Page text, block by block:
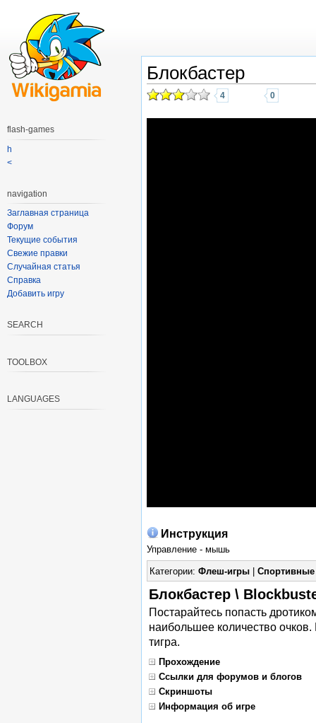
Блокбастер
4 0
Инструкция
Управление - мышь
Категории: Флеш-игры| Спортивные
Блокбастер \
Постарайтесь попасть
наибольшее количество
тигра.
Прохождение
Ссылки для форумов и блогов
Скриншоты
Информация об игре
flash-games
h
<
navigation
Заглавная страница
Форум
Текущие события
Свежие правки
Случайная статья
Справка
Добавить игру
SEARCH
TOOLBOX
LANGUAGES